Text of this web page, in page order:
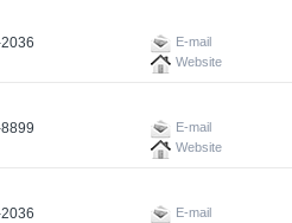
E-mail
Website
E-mail
Website
E-mail